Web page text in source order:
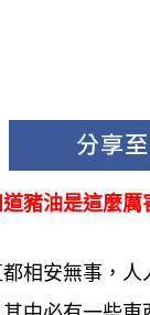
豬油是這麼厲
相安無事，